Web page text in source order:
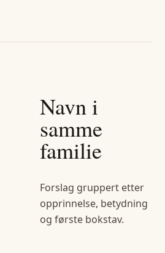
Navn i
samme
familie
Forslag gruppert etter
opprinnelse, betydning
og første bokstav.